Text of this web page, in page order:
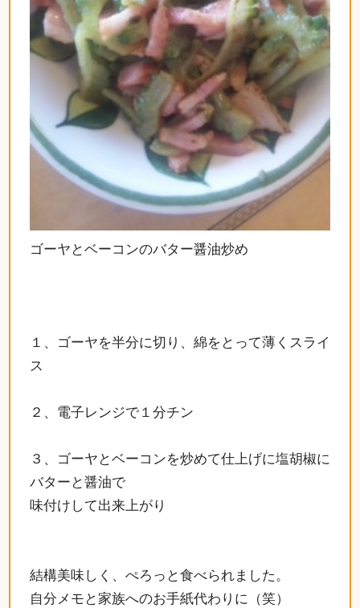
ゴーヤとベーコンのバター醤油炒め
１、ゴーヤを半分に切り、綿をとって薄くスライ
ス
２、電子レンジで１分チン
３、ゴーヤとベーコンを炒めて仕上げに塩胡椒に
バターと醤油で
味付けして出来上がり
結構美味しく、ぺろっと食べられました。
自分メモと家族へのお手紙代わりに（笑）